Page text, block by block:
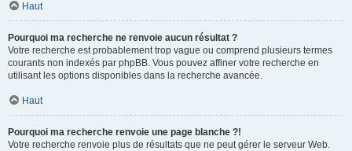
Haut
Pourquoi ma recherche ne renvoie aucun résultat ?
Votre recherche est probablement trop vague ou comprend plusieurs termes
courants non indexés par phpBB. Vous pouvez affiner votre recherche en
utilisant les options disponibles dans la recherche avancée.
Haut
Pourquoi ma recherche renvoie une page blanche ?!
Votre recherche renvoie plus de résultats que ne peut gérer le serveur Web.